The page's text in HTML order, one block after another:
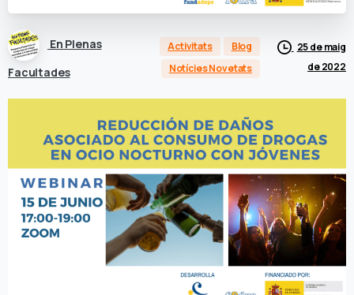
En Plenas
Facultades
Activitats
Blog
Notícies Novetats
25 de maig
de 2022